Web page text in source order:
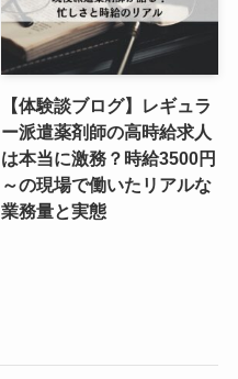
【体験談ブログ】レギュラ
ー派遣薬剤師の高時給求人
は本当に激務？時給3500円
～の現場で働いたリアルな
業務量と実態